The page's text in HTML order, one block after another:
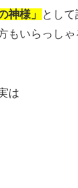
神様」
として
もいらっしゃ
は